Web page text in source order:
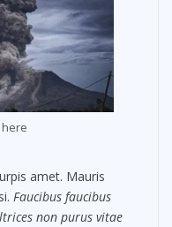
amet. Mauris
Faucibus faucibus
non purus vitae